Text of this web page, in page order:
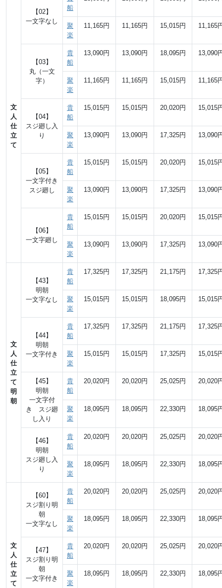
文
人
仕
立
て
【02】
一文字なし
船
聚
楽
11,165円 11,165円 15,015円 11,165
【03】
丸（一文
字）
貴
船
13,090円 13,090円 18,095円 13,090
聚
楽
11,165円 11,165円 15,015円 11,165
【04】
スジ廻し入
り
貴
船
15,015円 15,015円 20,020円 15,015
聚
楽
13,090円 13,090円 17,325円 13,090
【05】
一文字付き
スジ廻し
貴
船
15,015円 15,015円 20,020円 15,015
聚
楽
13,090円 13,090円 17,325円 13,090
【06】
一文字廻し
貴
船
15,015円 15,015円 20,020円 15,015
聚
楽
13,090円 13,090円 17,325円 13,090
文
人
仕
立
て
明
朝
【43】
明朝
一文字なし
貴
船
17,325円 17,325円 21,175円 17,325
聚
楽
15,015円 15,015円 18,095円 15,015
【44】
明朝
一文字付き
貴
船
17,325円 17,325円 21,175円 17,325
聚
楽
15,015円 15,015円 17,325円 15,015
【45】
明朝
一文字付
き スジ廻
し入り
貴
船
20,020円 20,020円 25,025円 20,020
聚
楽
18,095円 18,095円 22,330円 18,095
【46】
明朝
スジ廻し入
り
貴
船
20,020円 20,020円 25,025円 20,020
聚
楽
18,095円 18,095円 22,330円 18,095
文
人
仕
立
て
【60】
スジ割り明
朝
一文字なし
貴
船
20,020円 20,020円 25,025円 20,020
聚
楽
18,095円 18,095円 22,330円 18,095
【47】
スジ割り明
朝
一文字付き
貴
船
20,020円 20,020円 25,025円 20,020
聚
楽
18,095円 18,095円 22,330円 18,095